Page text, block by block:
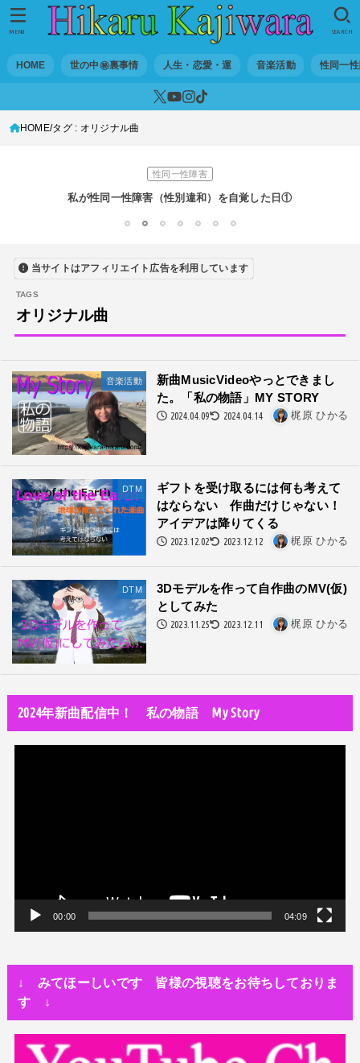
HOME 世の中㊙裏事情 人生・恋愛・運 音楽活動 性同一
SEARCH
MENU
HOME タグ : オリジナル曲
世の中・裏事情
スリを発見！尾行してみた
性同一性障害
私が性同一性障害（性別違和）を自覚した日①
性同一性障害
京都橘高校吹奏楽部で涙腺崩壊！その後インスピレーション降臨！
オーディション詐欺 素質ある売れるから50万円持って来い!
人生・恋愛・運
隅田川で歌っていたらプロレスラーになった?!
DTM
オリジナル曲のMVをはじめてAIで作ってみた【超入門1】
私が性同一性障害（性別違和）を自覚した日①
性同一性障害
改名マニュアル〜性同一性障害（性別違和）の方対象
音楽活動
京都橘高校吹奏楽部で涙腺崩壊！その後インスピレーション降臨！
世の中・裏事情
当サイトはアフィリエイト広告を利用しています
オリジナル曲
音楽活動
新曲MusicVideoやっとできまし
た。「私の物語」MY STORY
2024.04.09 2024.04.14 梶原 ひかる
DTM
ギフトを受け取るには何も考えて
はならない 作曲だけじゃない！
アイデアは降りてくる
2023.12.02 2023.12.12 梶原 ひかる
DTM
3Dモデルを作って自作曲のMV(仮)
としてみた
2023.11.25 2023.12.11 梶原 ひかる
2024年新曲配信中！ 私の物語 My Story
00:00 04:09
↓ みてほーしいです 皆様の視聴をお待ちしておりま
す ↓